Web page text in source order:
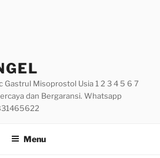
Gastrul Misoprostol Usia 1 2 3 4 5 6 7
dan Bergaransi. Whatsapp
Menu